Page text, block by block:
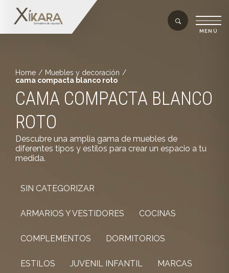
Home / Muebles y decoración /
cama compacta blanco roto
CAMA COMPACTA BLANCO
ROTO
Descubre una amplia gama de muebles de
diferentes tipos y estilos para crear un espacio a tu
medida.
SIN CATEGORIZAR
ARMARIOS Y VESTIDORES COCINAS
COMPLEMENTOS DORMITORIOS
ESTILOS JUVENIL INFANTIL MARCAS